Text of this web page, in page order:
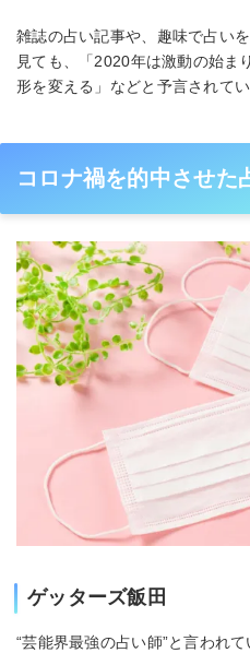
雑誌の占い記事や、趣味で占い
見ても、「2020年は激動の始ま
形を変える」などと予言されて
コロナ禍を的中させた
ゲッターズ飯田
“芸能界最強の占い師”と言われ